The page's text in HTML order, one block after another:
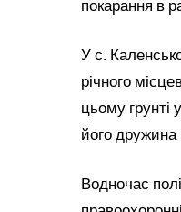
покарання в
У с.
річного
цьому грунті
його дружина
Водночас